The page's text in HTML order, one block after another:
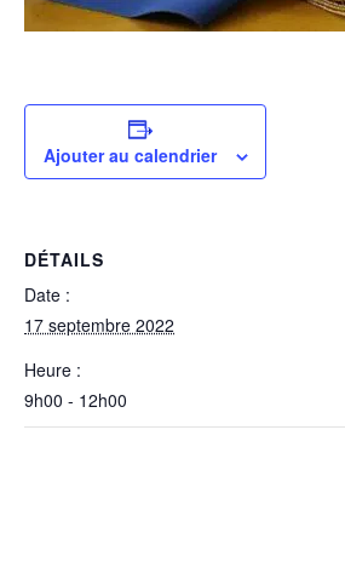
Ajouter au calendrier
DÉTAILS
Date :
17 septembre 2022
Heure :
9h00 - 12h00